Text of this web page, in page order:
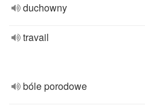
duchowny
travail
bóle porodowe